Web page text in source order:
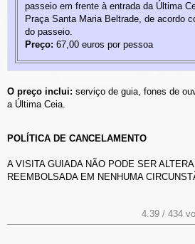
passeio em frente à entrada da Última
Praça Santa Maria Beltrade, de acordo
do passeio.
Preço: 67,00 euros por pessoa
O preço inclui: serviço de guia, fones de
a Última Ceia.
POLÍTICA DE CANCELAMENTO
A VISITA GUIADA NÃO PODE SER
REEMBOLSADA EM NENHUMA
4.39 / 434